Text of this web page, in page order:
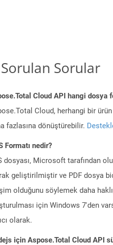
Sorulan Sorular
Cloud API hangi dosya
Cloud, herhangi bir ürün
fazlasına dönüştürebilir.
Formatı nedir?
dosyası, Microsoft tarafından
geliştirilmiştir ve PDF dosya
olduğunu söylemek daha
için Windows 7'den
olarak.
için Aspose.Total Cloud API